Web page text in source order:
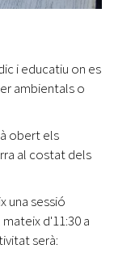
i educatiu on es
ambientals o
obert els
al costat dels
una sessió
d'11:30 a
serà: